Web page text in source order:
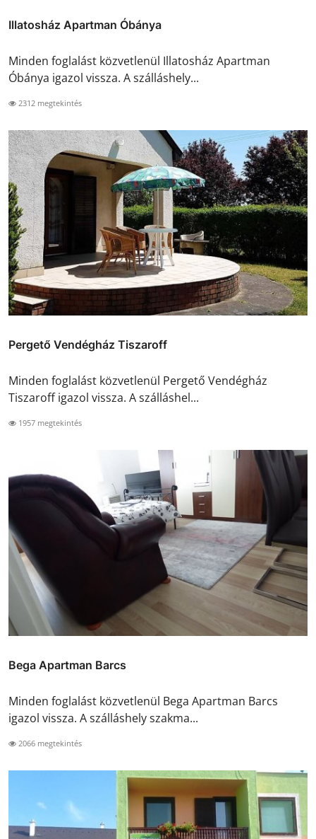
Illatosház Apartman Óbánya
Minden foglalást közvetlenül Illatosház Apartman
Óbánya igazol vissza. A szálláshely...
2312 megtekintés
Pergető Vendégház Tiszaroff
Minden foglalást közvetlenül Pergető Vendégház
Tiszaroff igazol vissza. A szálláshel...
1957 megtekintés
Bega Apartman Barcs
Minden foglalást közvetlenül Bega Apartman Barcs
igazol vissza. A szálláshely szakma...
2066 megtekintés